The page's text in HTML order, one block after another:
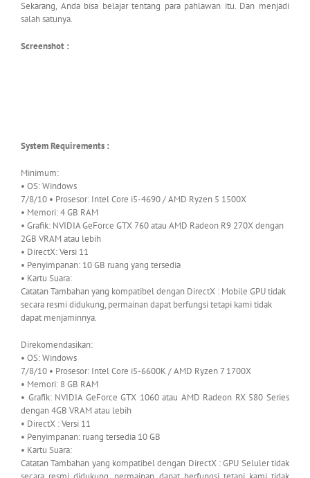
Sekarang, Anda bisa belajar tentang para pahlawan itu. Dan menjadi
salah satunya.
Screenshot :
System Requirements :
Minimum:
• OS: Windows
7/8/10 • Prosesor: Intel Core i5-4690 / AMD Ryzen 5 1500X
• Memori: 4 GB RAM
• Grafik: NVIDIA GeForce GTX 760 atau AMD Radeon R9 270X dengan
2GB VRAM atau lebih
• DirectX: Versi 11
• Penyimpanan: 10 GB ruang yang tersedia
• Kartu Suara:
Catatan Tambahan yang kompatibel dengan DirectX : Mobile GPU tidak
secara resmi didukung, permainan dapat berfungsi tetapi kami tidak
dapat menjaminnya.
Direkomendasikan:
• OS: Windows
7/8/10 • Prosesor: Intel Core i5-6600K / AMD Ryzen 7 1700X
• Memori: 8 GB RAM
• Grafik: NVIDIA GeForce GTX 1060 atau AMD Radeon RX 580 Series
dengan 4GB VRAM atau lebih
• DirectX : Versi 11
• Penyimpanan: ruang tersedia 10 GB
• Kartu Suara:
Catatan Tambahan yang kompatibel dengan DirectX : GPU Seluler tidak